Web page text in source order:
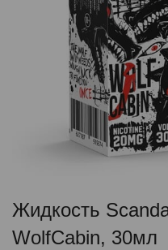
Жидкость
WolfCabin, 30мл